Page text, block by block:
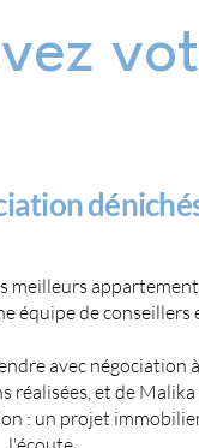
équipe de
avec négociation
et de
: un projet